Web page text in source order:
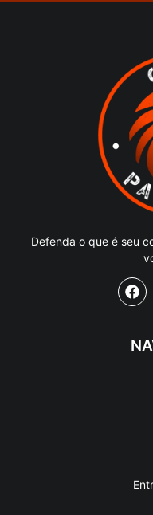
Defenda o que é seu